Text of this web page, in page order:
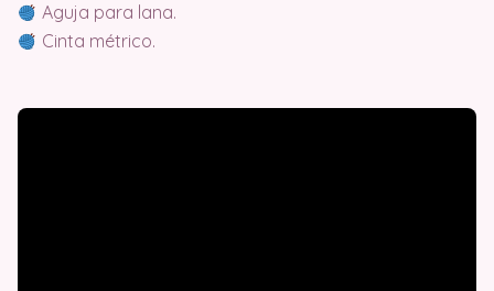
Aguja para lana.
Cinta métrico.